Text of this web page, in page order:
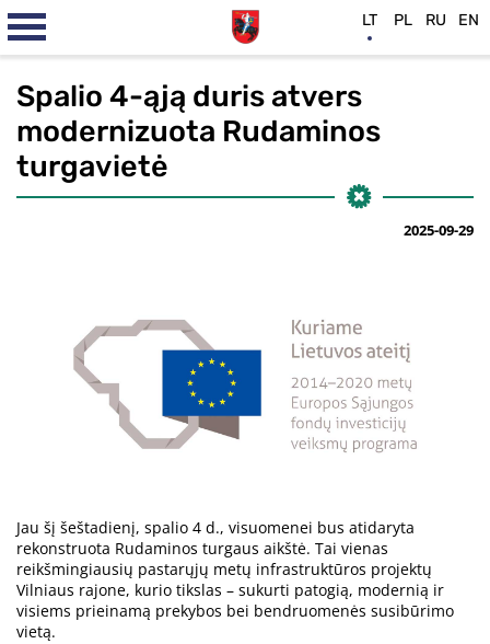
Spalio 4-ąją duris atvers
modernizuota Rudaminos
turgavietė
2025-09-29
Jau šį šeštadienį, spalio 4 d., visuomenei bus atidaryta
rekonstruota Rudaminos turgaus aikštė. Tai vienas
reikšmingiausių pastarųjų metų infrastruktūros projektų
Vilniaus rajone, kurio tikslas – sukurti patogią, modernią ir
visiems prieinamą prekybos bei bendruomenės susibūrimo
vietą.
LT PL RU EN